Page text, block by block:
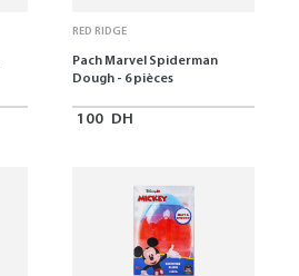
RED RIDGE
Pach Marvel Spiderman
Dough - 6 pièces
100 DH